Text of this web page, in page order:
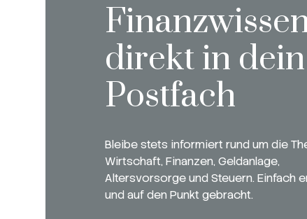
direkt in dein
Postfach
Bleibe stets informiert rund um die
Wirtschaft, Finanzen, Geldanlage,
Altersvorsorge und Steuern. Einfach
und auf den Punkt gebracht.